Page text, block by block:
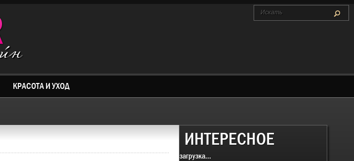
КРАСОТА И УХОД
ИНТЕРЕСНОЕ
загрузка...